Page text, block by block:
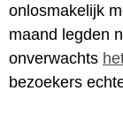
onlosmakelijk
maand legden
onverwachts
bezoekers